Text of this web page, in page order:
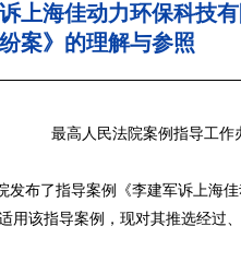
上海佳动力环保科技
案》的理解与参照
最高人民法院案例指导工作
布了指导案例《李建军诉上海
用该指导案例，现对其推选经过